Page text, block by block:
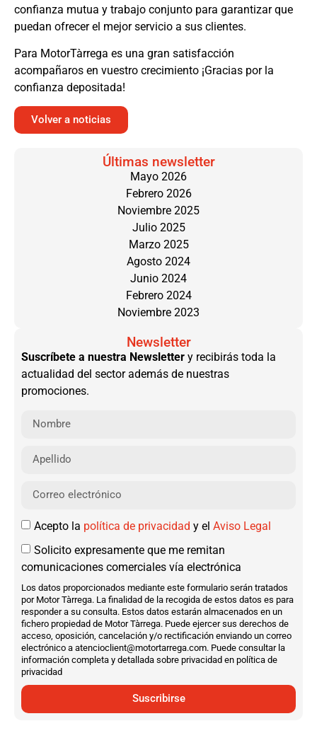
confianza mutua y trabajo conjunto para garantizarque
puedan ofrecer el mejor servicio a sus clientes.
Para MotorTàrrega es una gran satisfacción
acompañaros en vuestro crecimiento ¡Gracias por la
confianza depositada!
Volver a noticias
Últimas newsletter
Mayo 2026
Febrero 2026
Noviembre 2025
Julio 2025
Marzo 2025
Agosto 2024
Junio 2024
Febrero 2024
Noviembre 2023
Newsletter
Suscríbete a nuestra Newsletter y recibirás toda la
actualidad del sector además de nuestras
promociones.
Acepto la política de privacidad y el Aviso Legal
Solicito expresamente que me remitan
comunicaciones comerciales vía electrónica
Los datos proporcionados mediante este formulario serán tratados
por Motor Tàrrega. La finalidad de la recogida de estos datos es para
responder a su consulta. Estos datos estarán almacenados en un
fichero propiedad de Motor Tàrrega. Puede ejercer sus derechos de
acceso, oposición, cancelación y/o rectificación enviando un correo
electrónico a atencioclient@motortarrega.com. Puede consultar la
información completa y detallada sobre privacidad en política de
privacidad
Suscribirse